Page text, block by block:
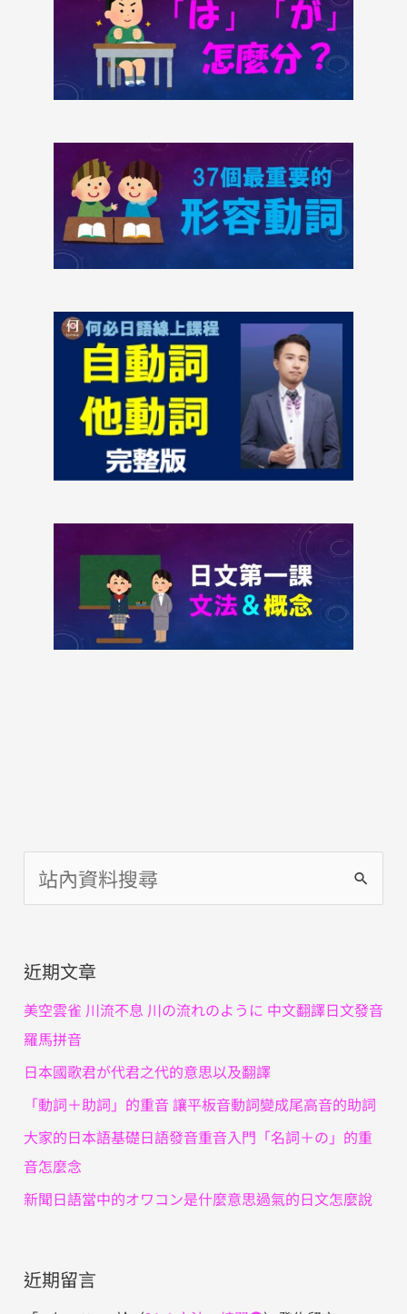
尋
鍵
字
:
近期文章
美空雲雀 川流不息 川の流れのように 中文翻譯日文發音
羅馬拼音
日本國歌君が代君之代的意思以及翻譯
「動詞＋助詞」的重音 讓平板音動詞變成尾高音的助詞
大家的日本語基礎日語發音重音入門「名詞＋の」的重
音怎麼念
新聞日語當中的オワコン是什麼意思過氣的日文怎麼說
近期留言